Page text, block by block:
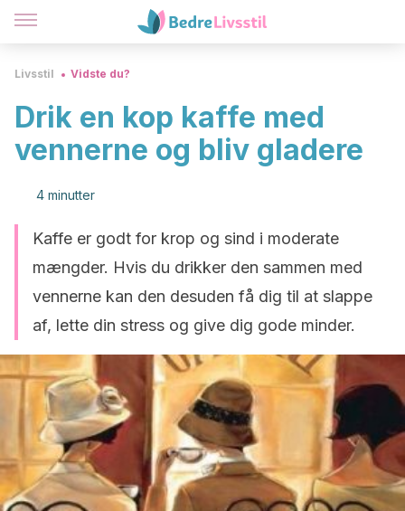
Livsstil Vidste du?
Drik en kop kaffe med
vennerne og bliv gladere
4 minutter
Kaffe er godt for krop og sind i moderate
mængder. Hvis du drikker den sammen med
vennerne kan den desuden få dig til at slappe
af, lette din stress og give dig gode minder.